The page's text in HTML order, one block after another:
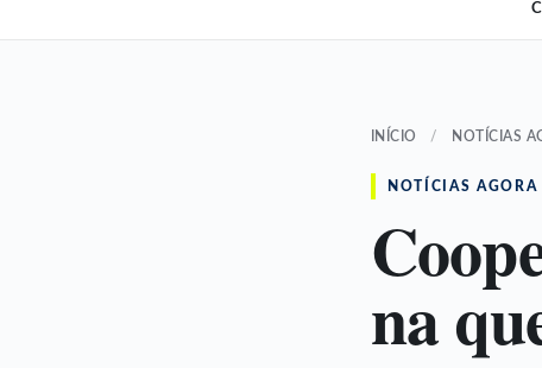
INÍCIO / NOTÍCIAS
NOTÍCIAS AGORA
na